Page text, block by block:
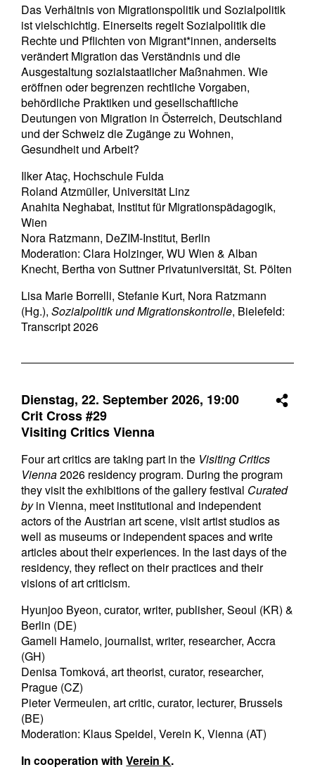
Das Verhältnis von Migrationspolitik und Sozialpolitik
ist vielschichtig. Einerseits regelt Sozialpolitik die
Rechte und Pflichten von Migrant*innen, anderseits
verändert Migration das Verständnis und die
Ausgestaltung sozialstaatlicher Maßnahmen. Wie
eröffnen oder begrenzen rechtliche Vorgaben,
behördliche Praktiken und gesellschaftliche
Deutungen von Migration in Österreich, Deutschland
und der Schweiz die Zugänge zu Wohnen,
Gesundheit und Arbeit?
Ilker Ataç, Hochschule Fulda
Roland Atzmüller, Universität Linz
Anahita Neghabat, Institut für Migrationspädagogik,
Wien
Nora Ratzmann, DeZIM-Institut, Berlin
Moderation: Clara Holzinger, WU Wien & Alban
Knecht, Bertha von Suttner Privatuniversität, St. Pölten
Lisa Marie Borrelli, Stefanie Kurt, Nora Ratzmann
(Hg.),Sozialpolitik und Migrationskontrolle, Bielefeld:
Transcript 2026
Dienstag, 22. September 2026, 19:00
Crit Cross #29
Visiting Critics Vienna
Four art critics are taking part in the Visiting Critics
Vienna2026 residency program. During the program
they visit the exhibitions of the gallery festival Curated
byin Vienna, meet institutional and independent
actors of the Austrian art scene, visit artist studios as
well as museums or independent spaces and write
articles about their experiences. In the last days of the
residency, they reflect on their practices and their
visions of art criticism.
Hyunjoo Byeon, curator, writer, publisher, Seoul (KR) &
Berlin (DE)
Gameli Hamelo, journalist, writer, researcher, Accra
(GH)
Denisa Tomková, art theorist, curator, researcher,
Prague (CZ)
Pieter Vermeulen, art critic, curator, lecturer, Brussels
(BE)
Moderation: Klaus Speidel, Verein K, Vienna (AT)
In cooperation withVerein K.